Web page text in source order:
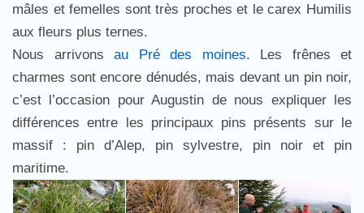
mâles et femelles sont très proches et le carex Humilis
aux fleurs plus ternes.
Nous arrivons au Pré des moines. Les frênes et
charmes sont encore dénudés, mais devant un pin noir,
c’est l’occasion pour Augustin de nous expliquer les
différences entre les principaux pins présents sur le
massif : pin d’Alep, pin sylvestre, pin noir et pin
maritime.